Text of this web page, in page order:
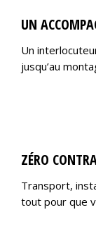
UN
Un
jusqu’au
ZÉRO
Transport,
tout pour que